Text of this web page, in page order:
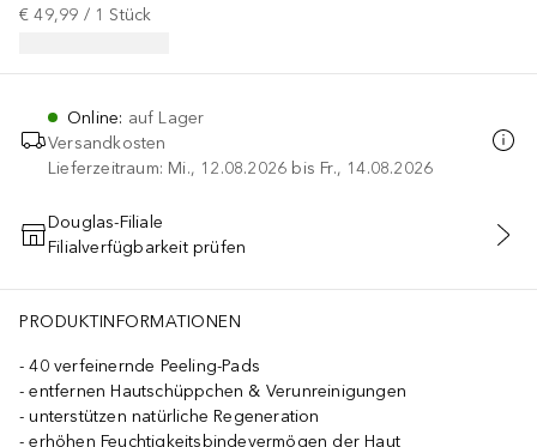
€ 49,99 / 1 Stück
Online: auf Lager
Versandkosten
Lieferzeitraum: Mi., 12.08.2026 bis Fr., 14.08.2026
IN DEN WARENKORB
Douglas-Filiale
Filialverfügbarkeit prüfen
PRODUKTINFORMATIONEN
40 verfeinernde Peeling-Pads
entfernen Hautschüppchen & Verunreinigungen
unterstützen natürliche Regeneration
erhöhen Feuchtigkeitsbindevermögen der Haut